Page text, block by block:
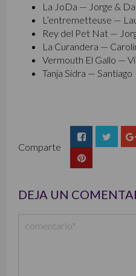
La JoDa — Jorge &
L’entremetteuse —
Rey del Pet Nat —
La Curandera —
Vermouth El Gallo —
Tanja Sidra — Santiago
Comparte
DEJA UN